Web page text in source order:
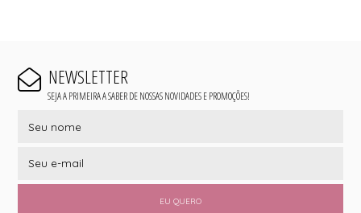
NEWSLETTER
SEJA A PRIMEIRA A SABER DE NOSSAS NOVIDADES E PROMOÇÕES!
EU QUERO